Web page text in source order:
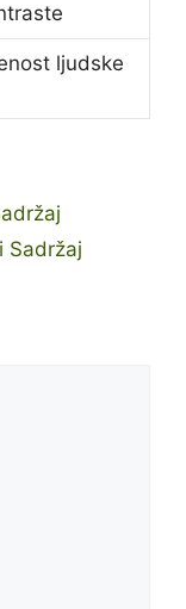
ljudske
Sadržaj